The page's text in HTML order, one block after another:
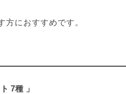
におすすめです。
7種 」